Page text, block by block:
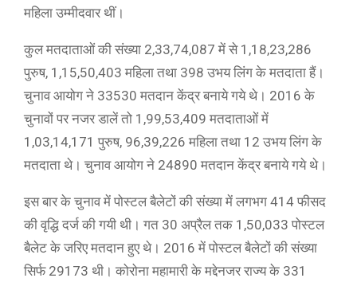
महिला उम्मीदवार थीं।
कुल मतदाताओं की संख्या 2,33,74,087 में से 1,18,23,286
पुरुष, 1,15,50,403 महिला तथा 398 उभय लिंग के मतदाता हैं।
चुनाव आयोग ने 33530 मतदान केंद्र बनाये गये थे। 2016 के
चुनावों पर नजर डालें तो 1,99,53,409 मतदाताओं में
1,03,14,171 पुरुष, 96,39,226 महिला तथा 12 उभय लिंग के
मतदाता थे। चुनाव आयोग ने 24890 मतदान केंद्र बनाये गये थे।
इस बार के चुनाव में पोस्टल बैलेटों की संख्या में लगभग 414 फीसद
की वृद्धि दर्ज की गयी थी। गत 30 अप्रैल तक 1,50,033 पोस्टल
बैलेट के जरिए मतदान हुए थे। 2016 में पोस्टल बैलेटों की संख्या
सिर्फ 29173 थी। कोरोना महामारी के मद्देनजर राज्य के 331